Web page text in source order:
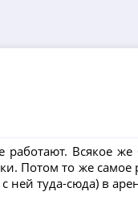
Всякое
Потом то же самое
ней туда-сюда) в